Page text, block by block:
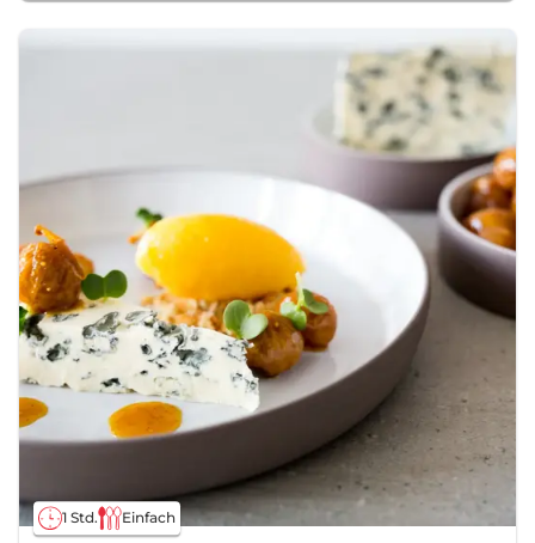
1 Std. Einfach